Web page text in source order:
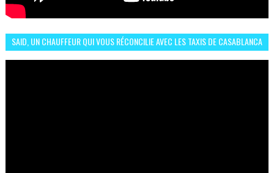
SAID, UN CHAUFFEUR QUI VOUS RÉCONCILIE AVEC LES TAXIS DE CASABLANCA